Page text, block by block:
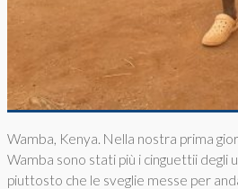
Wamba, Kenya. Nella nostra prima
Wamba sono stati più i cinguettii degli
piuttosto che le sveglie messe per